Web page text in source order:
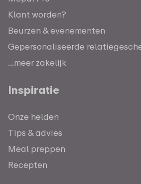
Klant worden?
Beurzen & evenementen
Gepersonaliseerde
...meer zakelijk
Inspiratie
Onze helden
Tips & advies
Meal preppen
Recepten